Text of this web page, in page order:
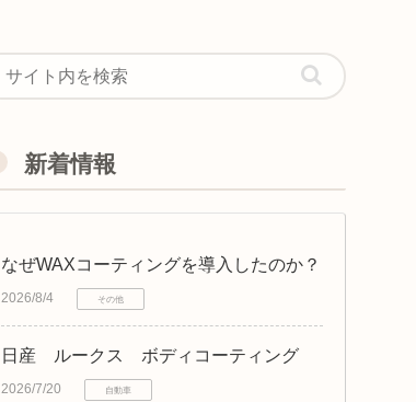
新着情報
なぜWAXコーティングを導入したのか？
2026/8/4 その他
日産 ルークス ボディコーティング
2026/7/20 自動車